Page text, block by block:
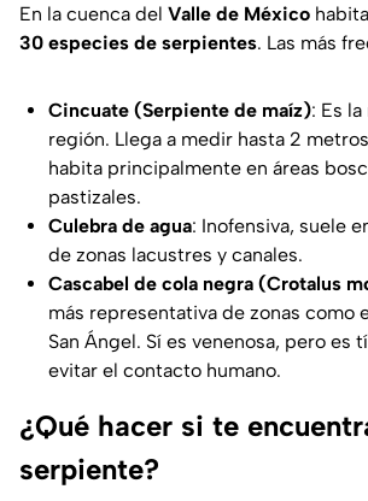
En la cuenca del Valle de México
30 especies de serpientes. Las más
Cincuate (Serpiente de maíz): Es
región. Llega a medir hasta 2
habita principalmente en áreas
pastizales.
Culebra de agua: Inofensiva, suele
de zonas lacustres y canales.
Cascabel de cola negra (Crotalus
más representativa de zonas como
San Ángel. Sí es venenosa, pero es
evitar el contacto humano.
¿Qué hacer si te
serpiente?